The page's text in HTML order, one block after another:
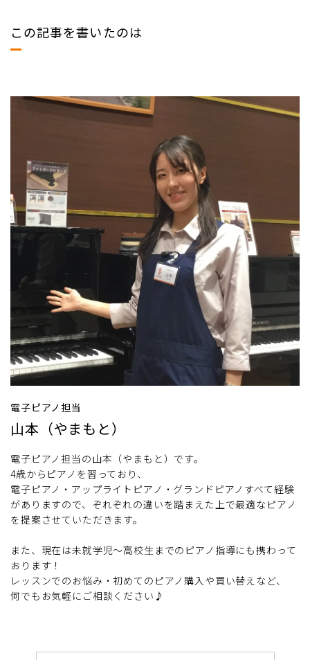
この記事を書いたのは
電子ピアノ担当
山本（やまもと）
電子ピアノ担当の山本（やまもと）です。
4歳からピアノを習っており、
電子ピアノ・アップライトピアノ・グランドピアノすべて経験
がありますので、ぞれぞれの違いを踏まえた上で最適なピアノ
を提案させていただきます。
また、現在は未就学児～高校生までのピアノ指導にも携わって
おります！
レッスンでのお悩み・初めてのピアノ購入や買い替えなど、
何でもお気軽にご相談ください♪